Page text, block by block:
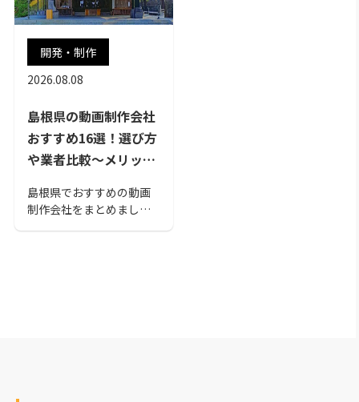
開発・制作
2026.08.08
島根県の動画制作会社
おすすめ16選！選び方
や業者比較～メリット
島根県でおすすめの動画
制作会社をまとめまし